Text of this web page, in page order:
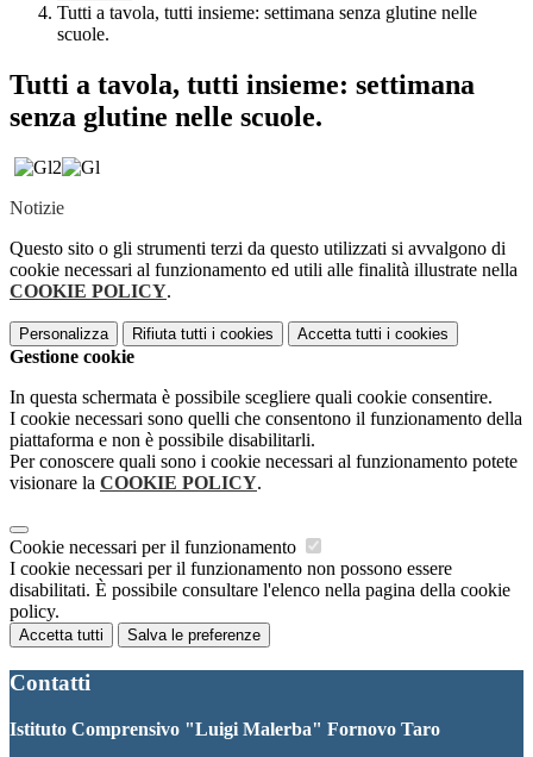
Tutti a tavola, tutti insieme: settimana senza glutine nelle
scuole.
Tutti a tavola, tutti insieme: settimana
senza glutine nelle scuole.
Notizie
Questo sito o gli strumenti terzi da questo utilizzati si avvalgono di
cookie necessari al funzionamento ed utili alle finalità illustrate nella
COOKIE POLICY.
Personalizza Rifiuta tutti i cookies Accetta tutti i cookies
Gestione cookie
In questa schermata è possibile scegliere quali cookie consentire.
I cookie necessari sono quelli che consentono il funzionamento della
piattaforma e non è possibile disabilitarli.
Per conoscere quali sono i cookie necessari al funzionamento potete
visionare la COOKIE POLICY.
Cookie necessari per il funzionamento
I cookie necessari per il funzionamento non possono essere
disabilitati. È possibile consultare l'elenco nella pagina della cookie
policy.
Accetta tutti Salva le preferenze
Contatti
Istituto Comprensivo "Luigi Malerba" Fornovo Taro